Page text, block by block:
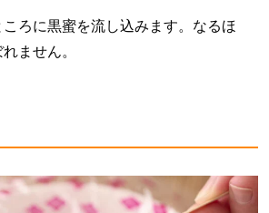
ろに黒蜜を流し込みます。なるほ
ません。